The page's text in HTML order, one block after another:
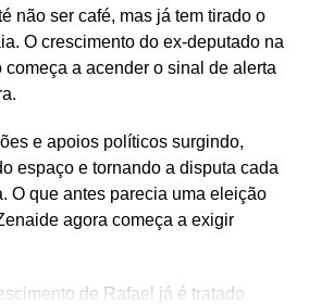
não ser café, mas já tem tirado o
O crescimento do ex-deputado na
a acender o sinal de alerta
e apoios políticos surgindo,
espaço e tornando a disputa cada
O que antes parecia uma eleição
agora começa a exigir
de Rafael já é tratado